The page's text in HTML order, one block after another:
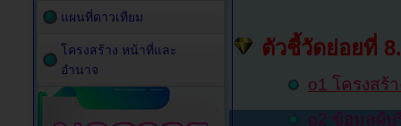
ตัวชี้วัดย่อยที่
o1 โครงสร้า
o2 ข้อมูลผู้บ
แผนที่ดาวเทียม
โครงสร้าง หน้าที่และ
อำนาจ